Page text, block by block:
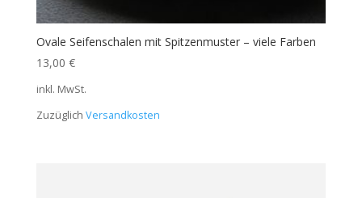
Ovale Seifenschalen mit Spitzenmuster – viele Farben
13,00 €
inkl. MwSt.
Zuzüglich Versandkosten